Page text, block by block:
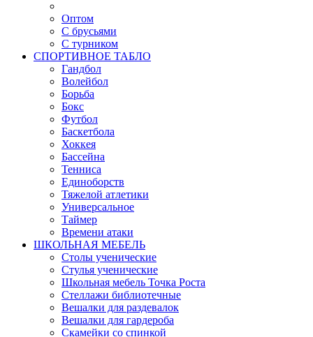
Оптом
С брусьями
С турником
СПОРТИВНОЕ ТАБЛО
Гандбол
Волейбол
Борьба
Бокс
Футбол
Баскетбола
Хоккея
Бассейна
Тенниса
Единоборств
Тяжелой атлетики
Универсальное
Таймер
Времени атаки
ШКОЛЬНАЯ МЕБЕЛЬ
Столы ученические
Стулья ученические
Школьная мебель Точка Роста
Стеллажи библиотечные
Вешалки для раздевалок
Вешалки для гардероба
Скамейки со спинкой